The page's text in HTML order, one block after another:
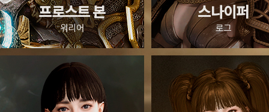
프로스트 본
워리어
스나이퍼
로그